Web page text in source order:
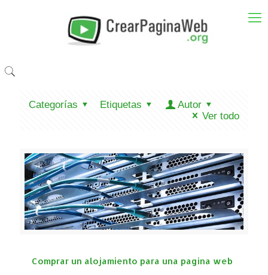
Categorías Etiquetas
Autor
Ver todo
Comprar un alojamiento para una pagina web